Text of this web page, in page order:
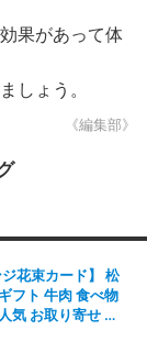
果があって体
しょう。
《編集部》
花束カード】 松
フト 牛肉 食べ物
気 お取り寄せ グ